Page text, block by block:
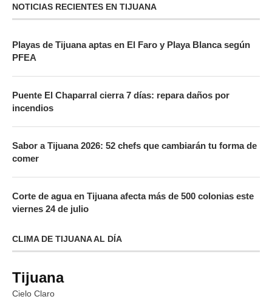
NOTICIAS RECIENTES EN TIJUANA
Playas de Tijuana aptas en El Faro y Playa Blanca según
PFEA
Puente El Chaparral cierra 7 días: repara daños por
incendios
Sabor a Tijuana 2026: 52 chefs que cambiarán tu forma de
comer
Corte de agua en Tijuana afecta más de 500 colonias este
viernes 24 de julio
CLIMA DE TIJUANA AL DÍA
Tijuana
Cielo Claro